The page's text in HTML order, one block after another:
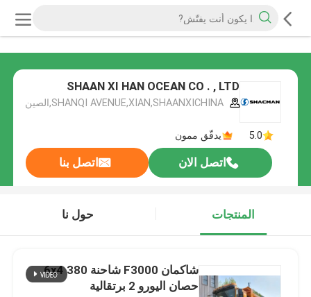
SHAAN XI HAN OCEAN CO . , LTD
5.0 يدقّق ممون
اتصل الان اتصل بنا
المنتجات حول نا
شاكمان F3000 شاحنة 6x4 380
حصان اليورو 2 برتقالية